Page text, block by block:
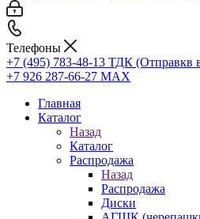
Телефоны
+7 (495) 783-48-13 ТДК (Отправкв
+7 926 287-66-27 МАХ
Главная
Каталог
Назад
Каталог
Распродажа
Назад
Распродажа
Диски